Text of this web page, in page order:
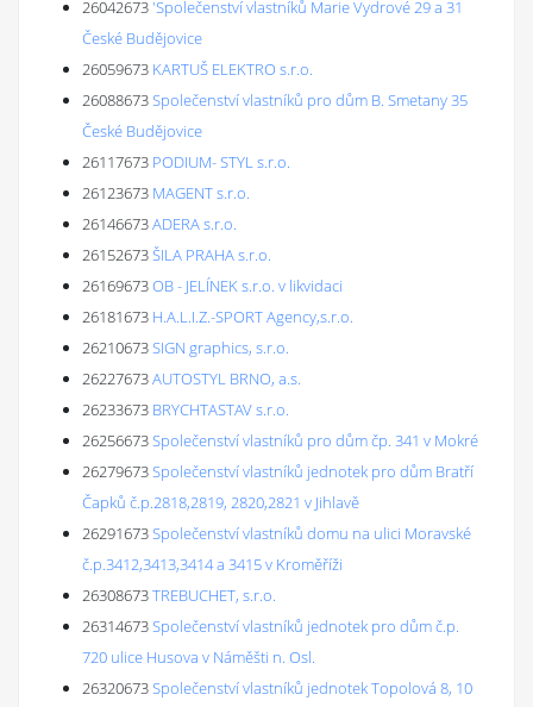
26042673'Společenství vlastníků Marie Vydrové 29 a 31
České Budějovice
26059673 KARTUŠ ELEKTRO s.r.o.
26088673Společenství vlastníků pro dům B. Smetany 35
České Budějovice
26117673 PODIUM- STYL s.r.o.
26123673 MAGENT s.r.o.
26146673ADERA s.r.o.
26152673ŠILA PRAHA s.r.o.
26169673OB - JELÍNEK s.r.o. v likvidaci
26181673 H.A.L.I.Z.-SPORT Agency,s.r.o.
26210673SIGN graphics, s.r.o.
26227673AUTOSTYL BRNO, a.s.
26233673 BRYCHTASTAV s.r.o.
26256673Společenství vlastníků pro dům čp. 341 v Mokré
26279673Společenství vlastníků jednotek pro dům Bratří
Čapků č.p.2818,2819, 2820,2821 v Jihlavě
26291673Společenství vlastníků domu na ulici Moravské
č.p.3412,3413,3414 a 3415 v Kroměříži
26308673TREBUCHET, s.r.o.
26314673Společenství vlastníků jednotek pro dům č.p.
720 ulice Husova v Náměšti n. Osl.
26320673Společenství vlastníků jednotek Topolová 8, 10